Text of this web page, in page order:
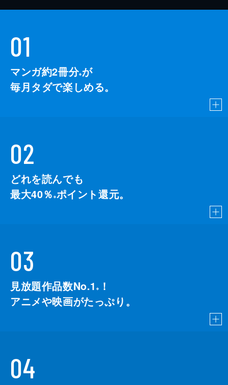
01
マンガ約2冊分※が
毎月タダで楽しめる。
02
どれを読んでも
最大40％ ※ポイント還元。
03
見放題作品数No.1 ※
！
アニメや映画がたっぷり。
04